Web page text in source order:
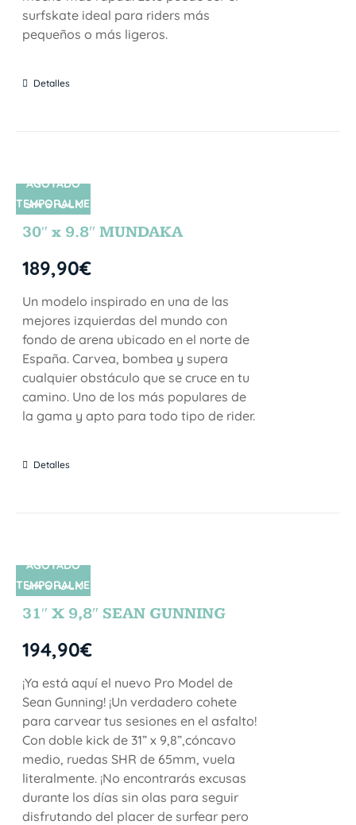
surfskate ideal para riders más
pequeños o más ligeros.
Detalles
SIN STOCK
AGOTADO
TEMPORALME
NTE
30″ x 9.8″ MUNDAKA
189,90€
Un modelo inspirado en una de las
mejores izquierdas del mundo con
fondo de arena ubicado en el norte de
España. Carvea, bombea y supera
cualquier obstáculo que se cruce en tu
camino. Uno de los más populares de
la gama y apto para todo tipo de rider.
Detalles
SIN STOCK
AGOTADO
TEMPORALME
NTE
31″ X 9,8″ SEAN GUNNING
194,90€
¡Ya está aquí el nuevo Pro Model de
Sean Gunning! ¡Un verdadero cohete
para carvear tus sesiones en el asfalto!
Con doble kick de 31” x 9,8”,cóncavo
medio, ruedas SHR de 65mm, vuela
literalmente. ¡No encontrarás excusas
durante los días sin olas para seguir
disfrutando del placer de surfear pero